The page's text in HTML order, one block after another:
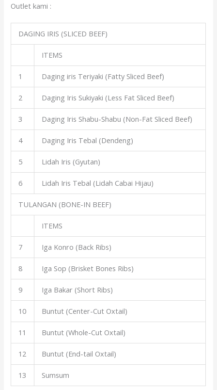
Outlet kami :
DAGING IRIS (SLICED BEEF)
ITEMS
1 Daging iris Teriyaki (Fatty Sliced Beef)
2 Daging Iris Sukiyaki (Less Fat Sliced Beef)
3 Daging Iris Shabu-Shabu (Non-Fat Sliced Beef)
4 Daging Iris Tebal (Dendeng)
5 Lidah Iris (Gyutan)
6 Lidah Iris Tebal (Lidah Cabai Hijau)
TULANGAN (BONE-IN BEEF)
ITEMS
7 Iga Konro (Back Ribs)
8 Iga Sop (Brisket Bones Ribs)
9 Iga Bakar (Short Ribs)
10 Buntut (Center-Cut Oxtail)
11 Buntut (Whole-Cut Oxtail)
12 Buntut (End-tail Oxtail)
13 Sumsum